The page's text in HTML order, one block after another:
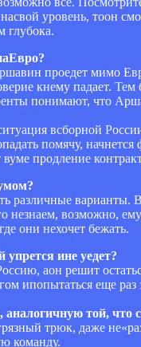
уровень, тоон
глубока.
проедет мимо
кнему падает. Тем
понимают, что
всборной
помячу,
продление
различные варианты.
возможно,
они нехочет бежать.
ине уедет?
аон решит
ипопытаться еще
аналогичную той,
трюк, даже
команду.